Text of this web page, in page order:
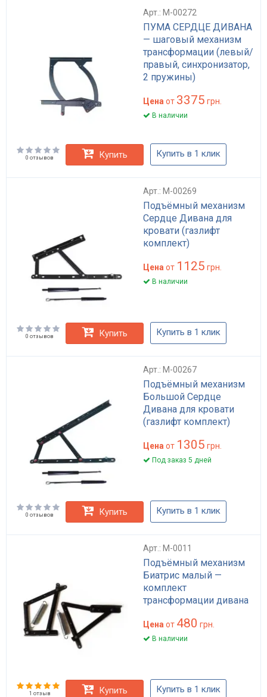
Арт.: M-00272
ПУМА СЕРДЦЕ ДИВАНА
— шаговый механизм
трансформации (левый/
правый, синхронизатор,
2 пружины)
Цена от 3375 грн.
В наличии
0 отзывов Купить Купить в 1 клик
Арт.: M-00269
Подъёмный механизм
Сердце Дивана для
кровати (газлифт
комплект)
Цена от 1125 грн.
В наличии
0 отзывов Купить Купить в 1 клик
Арт.: M-00267
Подъёмный механизм
Большой Сердце
Дивана для кровати
(газлифт комплект)
Цена от 1305 грн.
Под заказ 5 дней
0 отзывов Купить Купить в 1 клик
Арт.: M-0011
Подъёмный механизм
Биатрис малый —
комплект
трансформации дивана
Цена от 480 грн.
В наличии
1 отзыв Купить Купить в 1 клик